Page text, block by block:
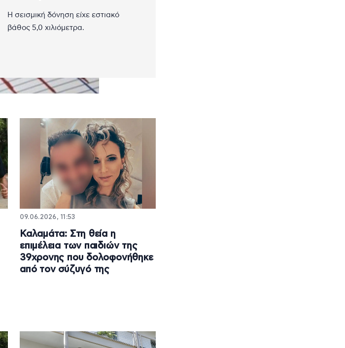
Η σεισμική δόνηση είχε εστιακό
βάθος 5,0 χιλιόμετρα.
09.06.2026, 11:53
Καλαμάτα: Στη θεία η
επιμέλεια των παιδιών της
39χρονης που δολοφονήθηκε
από τον σύζυγό της